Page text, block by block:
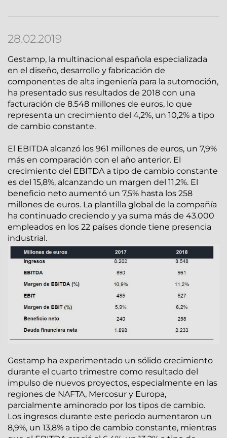
28.02.2019
Gestamp, la multinacional española especializada
en el diseño, desarrollo y fabricación de
componentes de alta ingeniería para la automoción,
ha presentado sus resultados de 2018 con una
facturación de 8.548 millones de euros, lo que
representa un crecimiento del 4,2%, un 10,2% a tipo
de cambio constante.
El EBITDA alcanzó los 961 millones de euros, un 7,9%
más en comparación con el año anterior. El
crecimiento del EBITDA a tipo de cambio constante
es del 15,8%, alcanzando un margen del 11,2%. El
beneficio neto aumentó un 7,5% hasta los 258
millones de euros. La plantilla global de la compañía
ha continuado creciendo y ya suma más de 43.000
empleados en los 22 países donde tiene presencia
industrial.
Gestamp ha experimentado un sólido crecimiento
durante el cuarto trimestre como resultado del
impulso de nuevos proyectos, especialmente en las
regiones de NAFTA, Mercosur y Europa,
parcialmente aminorado por los tipos de cambio.
Los ingresos durante este periodo aumentaron un
8,9%, un 13,8% a tipo de cambio constante, mientras